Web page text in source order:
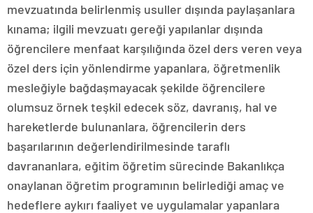
mevzuatında belirlenmiş usuller dışında paylaşanlara
kınama; ilgili mevzuatı gereği yapılanlar dışında
öğrencilere menfaat karşılığında özel ders veren veya
özel ders için yönlendirme yapanlara, öğretmenlik
mesleğiyle bağdaşmayacak şekilde öğrencilere
olumsuz örnek teşkil edecek söz, davranış, hal ve
hareketlerde bulunanlara, öğrencilerin ders
başarılarının değerlendirilmesinde taraflı
davrananlara, eğitim öğretim sürecinde Bakanlıkça
onaylanan öğretim programının belirlediği amaç ve
hedeflere aykırı faaliyet ve uygulamalar yapanlara